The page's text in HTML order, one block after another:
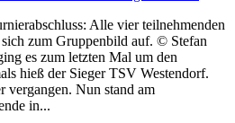
Alle vier teilnehmenden
zum Gruppenbild auf. © Stefan
es zum letzten Mal um den
hieß der Sieger TSV Westendorf.
vergangen. Nun stand am
in...